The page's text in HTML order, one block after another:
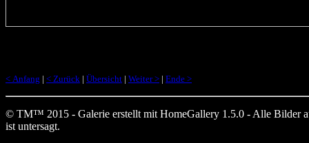
< Anfang | < Zurück | Übersicht | Weiter > | Ende >
© TM™ 2015 - Galerie erstellt mit HomeGallery 1.5.0 - Alle Bilder
ist untersagt.